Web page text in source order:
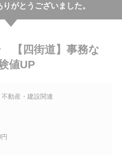
お問い合わせ
大 阪
横 浜 0120-978-186
日 9:15～19:00
がとうございました。
【四街道】事務な
値UP
動産・建設関連